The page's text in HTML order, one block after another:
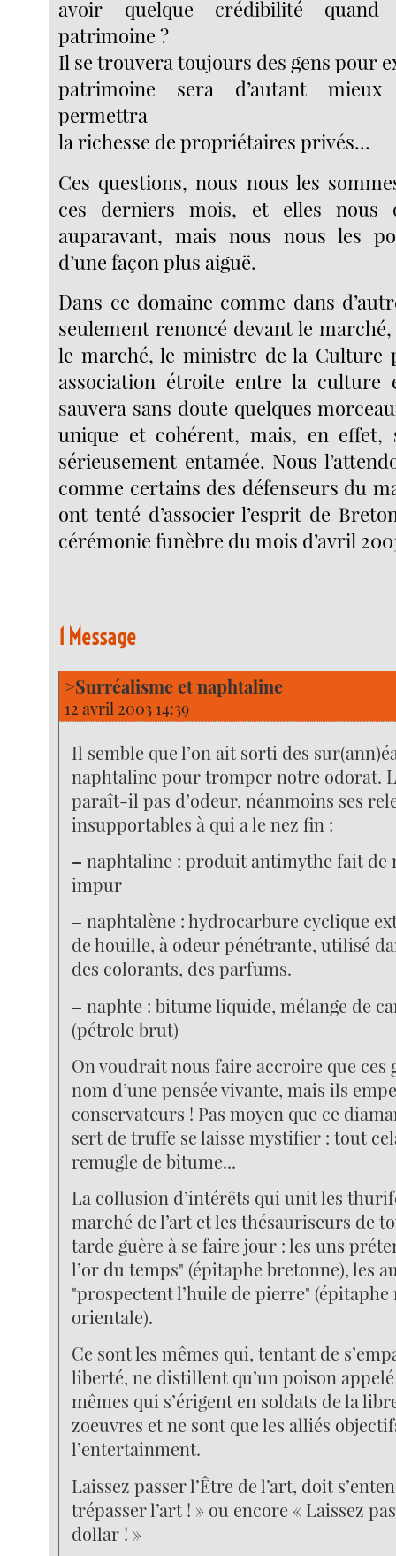
avoir quelque crédibilité
patrimoine ?
Il se trouvera toujours des gens pour
patrimoine sera d’autant mieux
permettra
la richesse de propriétaires privés...
Ces questions, nous nous les
ces derniers mois, et elles nous
auparavant, mais nous nous les
d’une façon plus aiguë.
Dans ce domaine comme dans
seulement renoncé devant le
le marché, le ministre de la Culture
association étroite entre la culture
sauvera sans doute quelques
unique et cohérent, mais, en effet,
sérieusement entamée. Nous
comme certains des défenseurs du
ont tenté d’associer l’esprit de
cérémonie funèbre du mois d’avril
1 Message
>Surréalisme et naphtaline
12 avril 2003 14:39
Il semble que l’on ait sorti des
naphtaline pour tromper notre odorat.
paraît-il pas d’odeur, néanmoins ses
insupportables à qui a le nez fin :
– naphtaline : produit antimythe fait de
impur
– naphtalène : hydrocarbure cyclique
de houille, à odeur pénétrante, utilisé
des colorants, des parfums.
– naphte : bitume liquide, mélange de
(pétrole brut)
On voudrait nous faire accroire que ces
nom d’une pensée vivante, mais ils
conservateurs ! Pas moyen que ce
sert de truffe se laisse mystifier : tout
remugle de bitume...
La collusion d’intérêts qui unit les
marché de l’art et les thésauriseurs de
tarde guère à se faire jour : les uns
l’or du temps" (épitaphe bretonne), les
"prospectent l’huile de pierre"
orientale).
Ce sont les mêmes qui, tentant de
liberté, ne distillent qu’un poison
mêmes qui s’érigent en soldats de la
zoeuvres et ne sont que les alliés
l’entertainment.
Laissez passer l’Être de l’art, doit
trépasser l’art ! » ou encore « Laissez
dollar ! »